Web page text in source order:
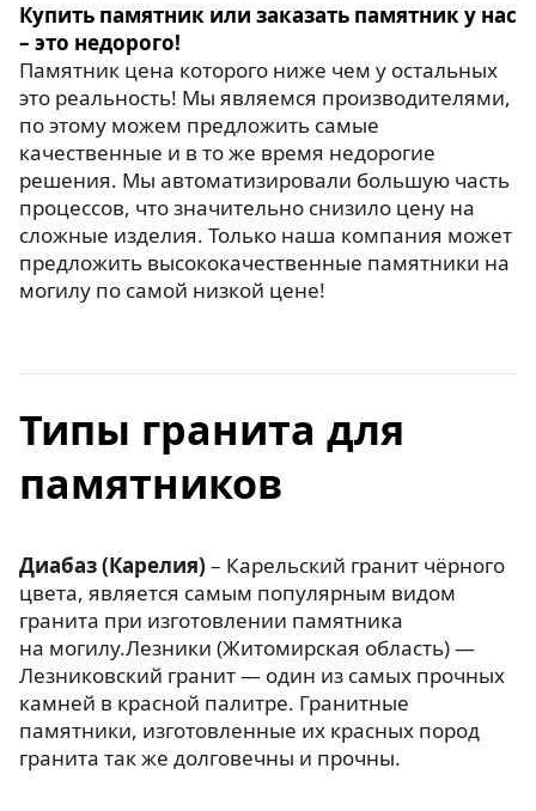
Купить памятник или заказать памятник у нас
– это недорого!
Памятник цена которого ниже чем у остальных
это реальность! Мы являемся производителями,
по этому можем предложить самые
качественные и в то же время недорогие
решения. Мы автоматизировали большую часть
процессов, что значительно снизило цену на
сложные изделия. Только наша компания может
предложить высококачественные памятники на
могилу по самой низкой цене!
Типы гранита для
памятников
Диабаз (Карелия) – Карельский гранит чёрного
цвета, является самым популярным видом
гранита при изготовлении памятника
на могилу.Лезники (Житомирская область) —
Лезниковский гранит — один из самых прочных
камней в красной палитре. Гранитные
памятники, изготовленные их красных пород
гранита так же долговечны и прочны.